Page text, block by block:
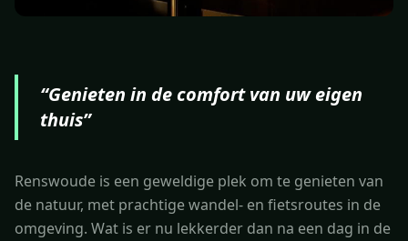
“Genieten in de comfort van uw eigen
thuis”
Renswoude is een geweldige plek om te genieten van
de natuur, met prachtige wandel- en fietsroutes in de
omgeving. Wat is er nu lekkerder dan na een dag in de